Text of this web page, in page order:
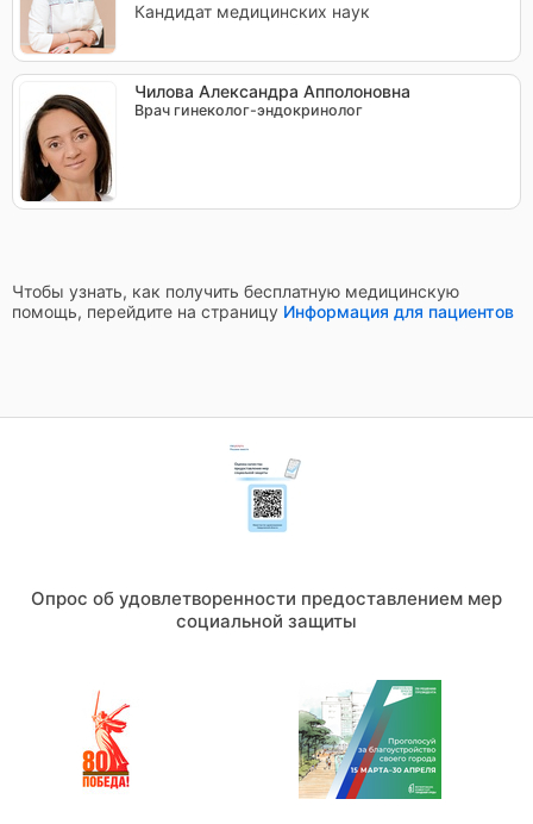
Кандидат медицинских наук
Чилова Александра Апполоновна
Врач гинеколог-эндокринолог
Чтобы узнать, как получить бесплатную медицинскую
помощь, перейдите на страницу Информация для пациентов
Опрос об удовлетворенности предоставлением мер
социальной защиты